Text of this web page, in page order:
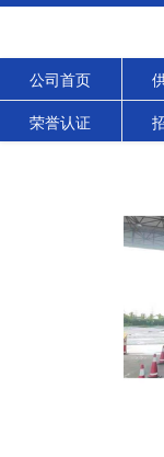
公司首页
荣誉认证